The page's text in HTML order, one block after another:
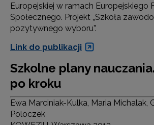
Europejskiej w ramach Europejskiego
Społecznego. Projekt „Szkoła
pozytywnego wyboru”.
Link do publikacji
Szkolne plany
po kroku
Ewa Marciniak-Kulka, Maria Michalak,
Poloczek